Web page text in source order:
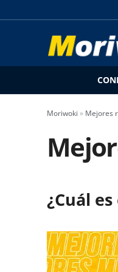
Moriwoki » Mejores
¿Cuál